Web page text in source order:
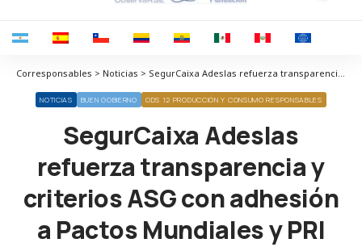
Corresponsables > Noticias > SegurCaixa Adeslas refuerza transparencia y criterios ASG con adhesión a Pactos Mundiales y PRI
NOTICIAS BUEN GOBIERNO ODS 12 PRODUCCIÓN Y CONSUMO RESPONSABLES
SegurCaixa Adeslas
refuerza transparencia y
criterios ASG con adhesión
a Pactos Mundiales y PRI